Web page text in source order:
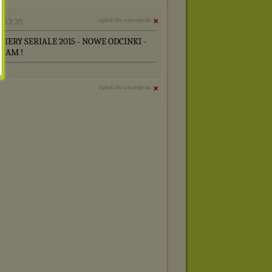
13:35 zgłoś do usunięcia
SERIALE 2015 - NOWE ODCINKI -
!
zgłoś do usunięcia